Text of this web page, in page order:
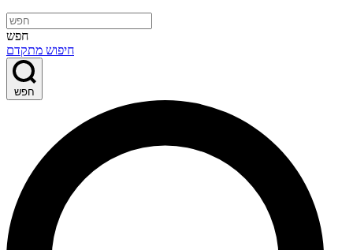
חפש
חיפוש מתקדם
חפש